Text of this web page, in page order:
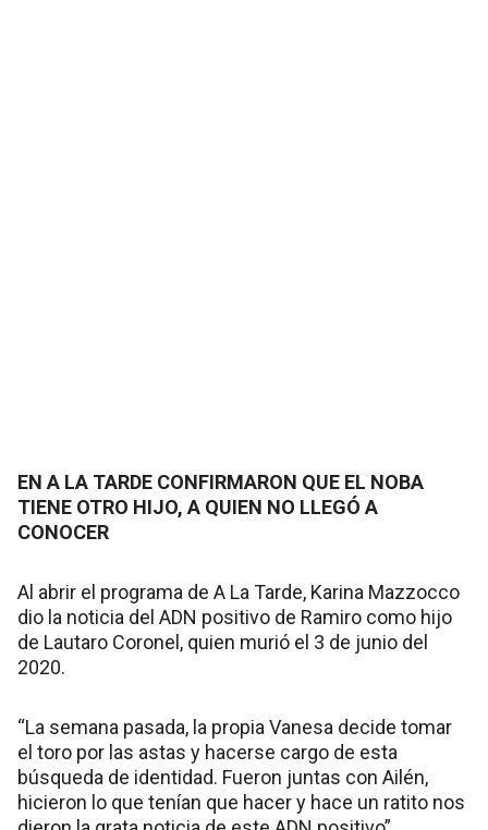
EN A LA TARDE CONFIRMARON QUE EL NOBA
TIENE OTRO HIJO, A QUIEN NO LLEGÓ A
CONOCER
Al abrir el programa de A La Tarde, Karina Mazzocco
dio la noticia del ADN positivo de Ramiro como hijo
de Lautaro Coronel, quien murió el 3 de junio del
2020.
“La semana pasada, la propia Vanesa decide tomar
el toro por las astas y hacerse cargo de esta
búsqueda de identidad. Fueron juntas con Ailén,
hicieron lo que tenían que hacer y hace un ratito nos